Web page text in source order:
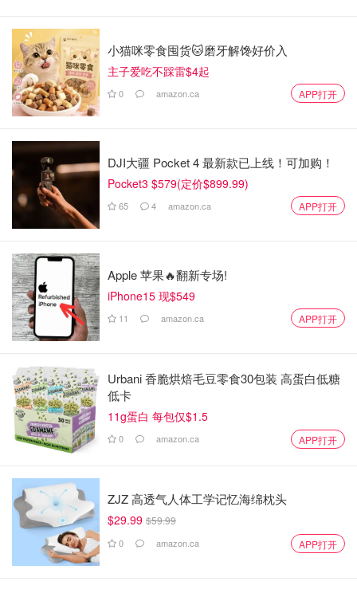
小猫咪零食囤货🐱磨牙解馋好价入
主子爱吃不踩雷$4起
0 amazon.ca APP打开
DJI大疆 Pocket 4 最新款已上线！可加购！
Pocket3 $579(定价$899.99)
65 4 amazon.ca APP打开
Apple 苹果🔥翻新专场!
iPhone15 现$549
11 amazon.ca APP打开
Urbani 香脆烘焙毛豆零食30包装 高蛋白低糖
低卡
11g蛋白 每包仅$1.5
0 amazon.ca APP打开
ZJZ 高透气人体工学记忆海绵枕头
$29.99 $59.99
0 amazon.ca APP打开